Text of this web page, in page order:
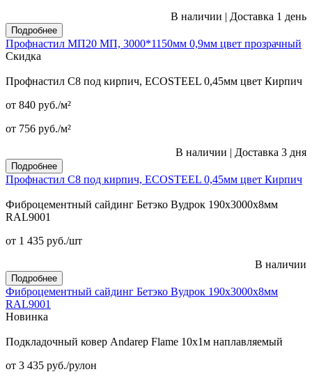
В наличии | Доставка 1 день
Подробнее
Профнастил МП20 МП, 3000*1150мм 0,9мм цвет прозрачный
Скидка
Профнастил С8 под кирпич, ECOSTEEL 0,45мм цвет Кирпич
от 840 руб./м²
от 756 руб./м²
В наличии | Доставка 3 дня
Подробнее
Профнастил С8 под кирпич, ECOSTEEL 0,45мм цвет Кирпич
Фиброцементный сайдинг Бетэко Вудрок 190х3000х8мм
RAL9001
от 1 435 руб./шт
В наличии
Подробнее
Фиброцементный сайдинг Бетэко Вудрок 190х3000х8мм
RAL9001
Новинка
Подкладочный ковер Andarep Flame 10х1м наплавляемый
от 3 435 руб./рулон